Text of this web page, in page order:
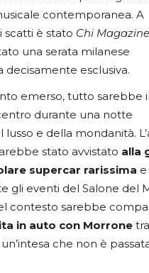
contemporanea. A
scatti è stato Chi Magazine
una serata milanese
decisamente esclusiva.
emerso, tutto sarebbe
durante una notte
lusso e della mondanità.
stato avvistato alla
supercar rarissima e
gli eventi del Salone del
contesto sarebbe
in auto con Morrone
che non è